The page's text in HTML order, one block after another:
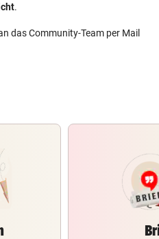
.
das Community-Team per Mail